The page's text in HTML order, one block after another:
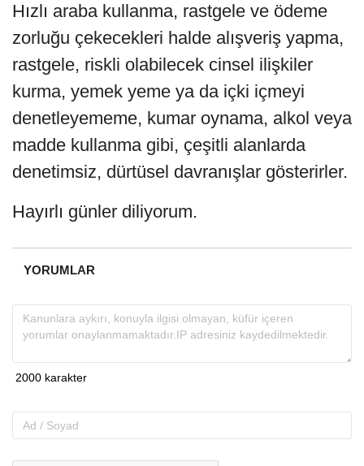
Hızlı araba kullanma, rastgele ve ödeme
zorluğu çekecekleri halde alışveriş yapma,
rastgele, riskli ola­bilecek cinsel ilişkiler
kurma, yemek yeme ya da içki içmeyi
denetleyememe, kumar oynama, alkol veya
madde kullanma gibi, çeşitli alanlarda
denetimsiz, dürtüsel davranışlar gösterirler.
Hayırlı günler diliyorum.
YORUMLAR